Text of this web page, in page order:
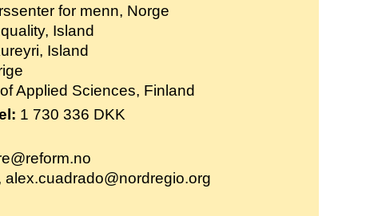
for menn, Norge
Island
, Island
Applied Sciences, Finland
1 730 336 DKK
alex.cuadrado@nordregio.org